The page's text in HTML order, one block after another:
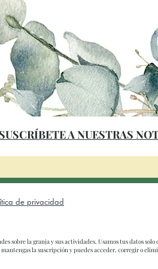
de privacidad
SUSCRÍBETE A NUESTRAS
sobre la granja y sus actividades. Usamos tus datos
la suscripción y puedes acceder, corregir o